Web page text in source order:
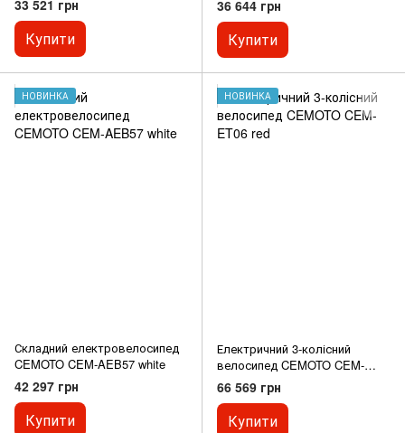
33 521 грн
Купити
36 644 грн
Купити
НОВИНКА
Складний електровелосипед
CEMOTO CEM-AEB57 white
42 297 грн
Купити
НОВИНКА
Електричний 3-колісний
велосипед CEMOTO CEM-
ET06 red
66 569 грн
Купити